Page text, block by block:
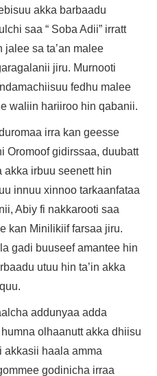
akka barbaadu
saa “ Soba Adii” irratt
sa ta’an malee
jiru. Murnooti
fedhu malee
waliin hariiroo hin qabanii.
irra kan geesse
Oromoof gidirssaa, duubatt
akka irbuu seenett hin
innuu xinnoo tarkaanfataa
Abiy fi nakkarooti saa
kan Minilikiif farsaa jiru.
gadi buuseef amantee hin
utuu hin ta’in akka
addunyaa adda
olhaanutt akka dhiisu
akkasii haala amma
godinicha irraa